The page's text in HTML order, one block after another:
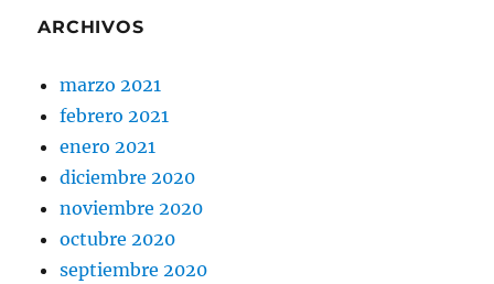
ARCHIVOS
marzo 2021
febrero 2021
enero 2021
diciembre 2020
noviembre 2020
octubre 2020
septiembre 2020